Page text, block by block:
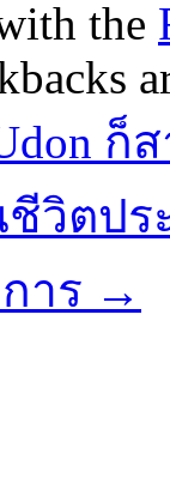
the
ชีวิตป
าร →